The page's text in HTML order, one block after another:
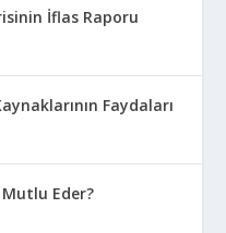
İflas Raporu
Faydaları
Mutlu Eder?